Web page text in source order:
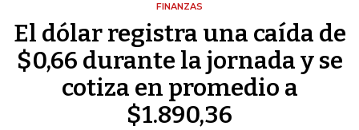
FINANZAS
El dólar registra una caída de
$0,66 durante la jornada y se
cotiza en promedio a
$1.890,36